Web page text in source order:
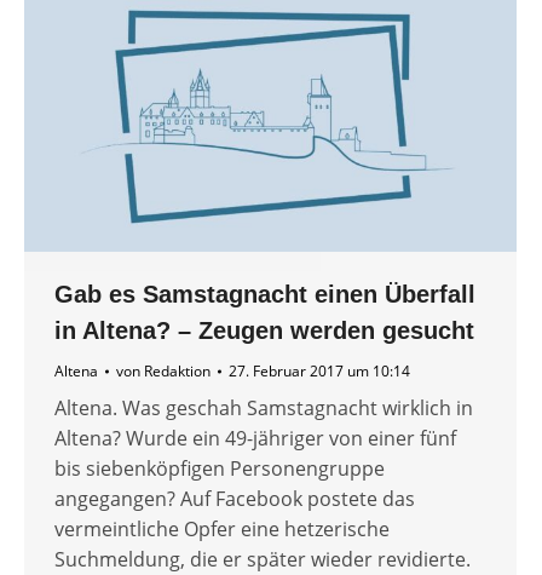
Gab es Samstagnacht einen Überfall
in Altena? – Zeugen werden gesucht
Altena von Redaktion 27. Februar 2017 um 10:14
Altena. Was geschah Samstagnacht wirklich in
Altena? Wurde ein 49-jähriger von einer fünf
bis siebenköpfigen Personengruppe
angegangen? Auf Facebook postete das
vermeintliche Opfer eine hetzerische
Suchmeldung, die er später wieder revidierte.